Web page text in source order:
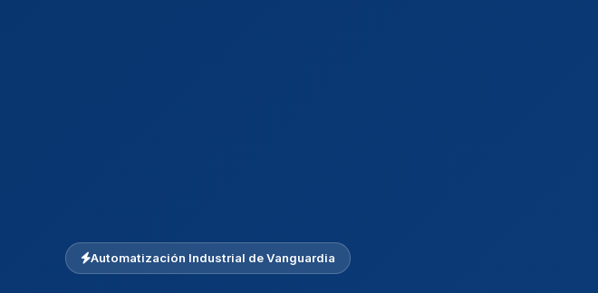
Automatización Industrial de Vanguardia